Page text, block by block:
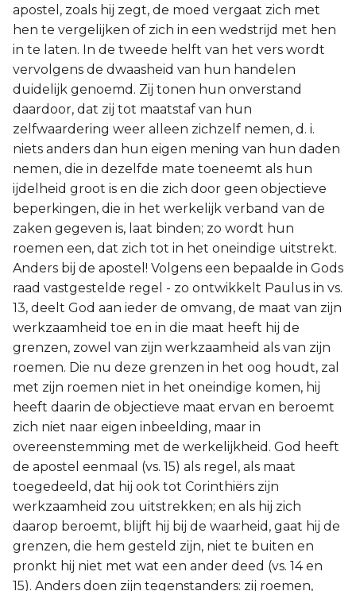
apostel, zoals hij zegt, de moed vergaat zich met
hen te vergelijken of zich in een wedstrijd met hen
in te laten. In de tweede helft van het vers wordt
vervolgens de dwaasheid van hun handelen
duidelijk genoemd. Zij tonen hun onverstand
daardoor, dat zij tot maatstaf van hun
zelfwaardering weer alleen zichzelf nemen, d. i.
niets anders dan hun eigen mening van hun daden
nemen, die in dezelfde mate toeneemt als hun
ijdelheid groot is en die zich door geen objectieve
beperkingen, die in het werkelijk verband van de
zaken gegeven is, laat binden; zo wordt hun
roemen een, dat zich tot in het oneindige uitstrekt.
Anders bij de apostel! Volgens een bepaalde in Gods
raad vastgestelde regel - zo ontwikkelt Paulus in vs.
13, deelt God aan ieder de omvang, de maat van zijn
werkzaamheid toe en in die maat heeft hij de
grenzen, zowel van zijn werkzaamheid als van zijn
roemen. Die nu deze grenzen in het oog houdt, zal
met zijn roemen niet in het oneindige komen, hij
heeft daarin de objectieve maat ervan en beroemt
zich niet naar eigen inbeelding, maar in
overeenstemming met de werkelijkheid. God heeft
de apostel eenmaal (vs. 15) als regel, als maat
toegedeeld, dat hij ook tot Corinthiërs zijn
werkzaamheid zou uitstrekken; en als hij zich
daarop beroemt, blijft hij bij de waarheid, gaat hij de
grenzen, die hem gesteld zijn, niet te buiten en
pronkt hij niet met wat een ander deed (vs. 14 en
15). Anders doen zijn tegenstanders: zij roemen,